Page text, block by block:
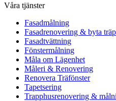
Våra tjänster
Fasadmålning
Fasadrenovering & byta
Fasadtvättning
Fönstermålning
Måla om Lägenhet
Måleri & Renovering
Renovera Träfönster
Tapetsering
Trapphusrenovering &